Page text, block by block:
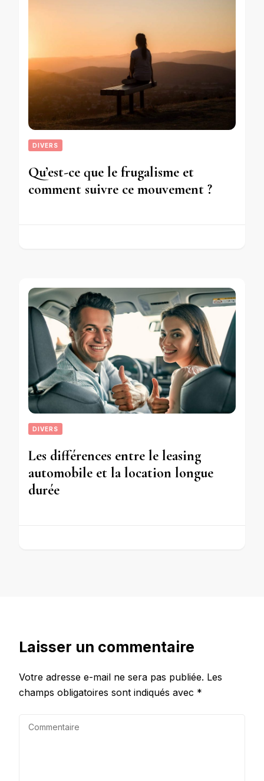
DIVERS
Qu’est-ce que le frugalisme et
comment suivre ce mouvement ?
DIVERS
Les différences entre le leasing
automobile et la location longue
durée
Laisser un commentaire
Votre adresse e-mail ne sera pas publiée. Les
champs obligatoires sont indiqués avec *